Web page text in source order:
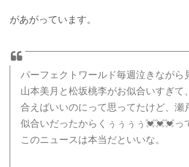
があがっています。
パーフェクトワールド毎週泣きながら
山本美月と松坂桃李がお似合いすぎて
合えばいいのにって思ってたけど、瀬
似合いだったからくぅぅぅぅ💓💓💓っ
このニュースは本当だといいな。